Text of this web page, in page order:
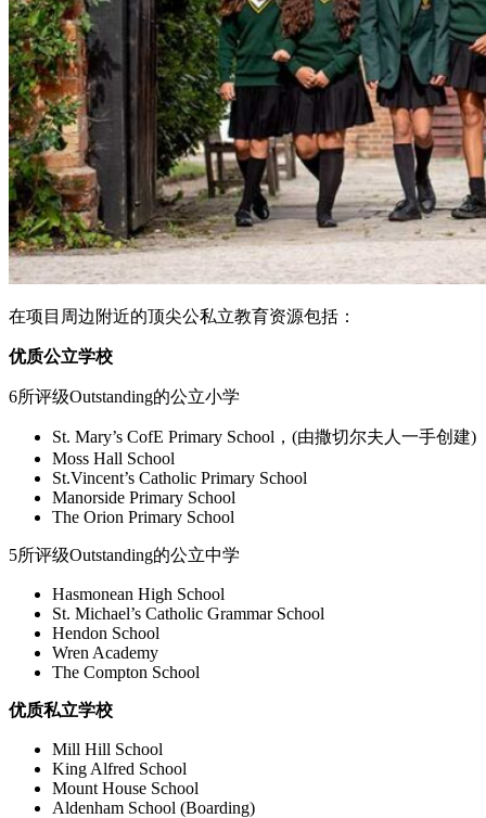
在项目周边附近的顶尖公私立教育资源包括：
优质公立学校
6所评级Outstanding的公立小学
St. Mary’s CofE Primary School，(由撒切尔夫人一手创建)
Moss Hall School
St.Vincent’s Catholic Primary School
Manorside Primary School
The Orion Primary School
5所评级Outstanding的公立中学
Hasmonean High School
St. Michael’s Catholic Grammar School
Hendon School
Wren Academy
The Compton School
优质私立学校
Mill Hill School
King Alfred School
Mount House School
Aldenham School (Boarding)